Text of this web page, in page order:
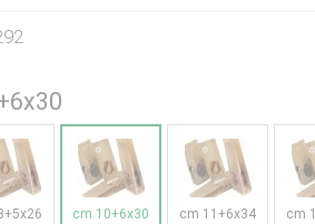
cm 10+6x30 cm 11+6x34 cm